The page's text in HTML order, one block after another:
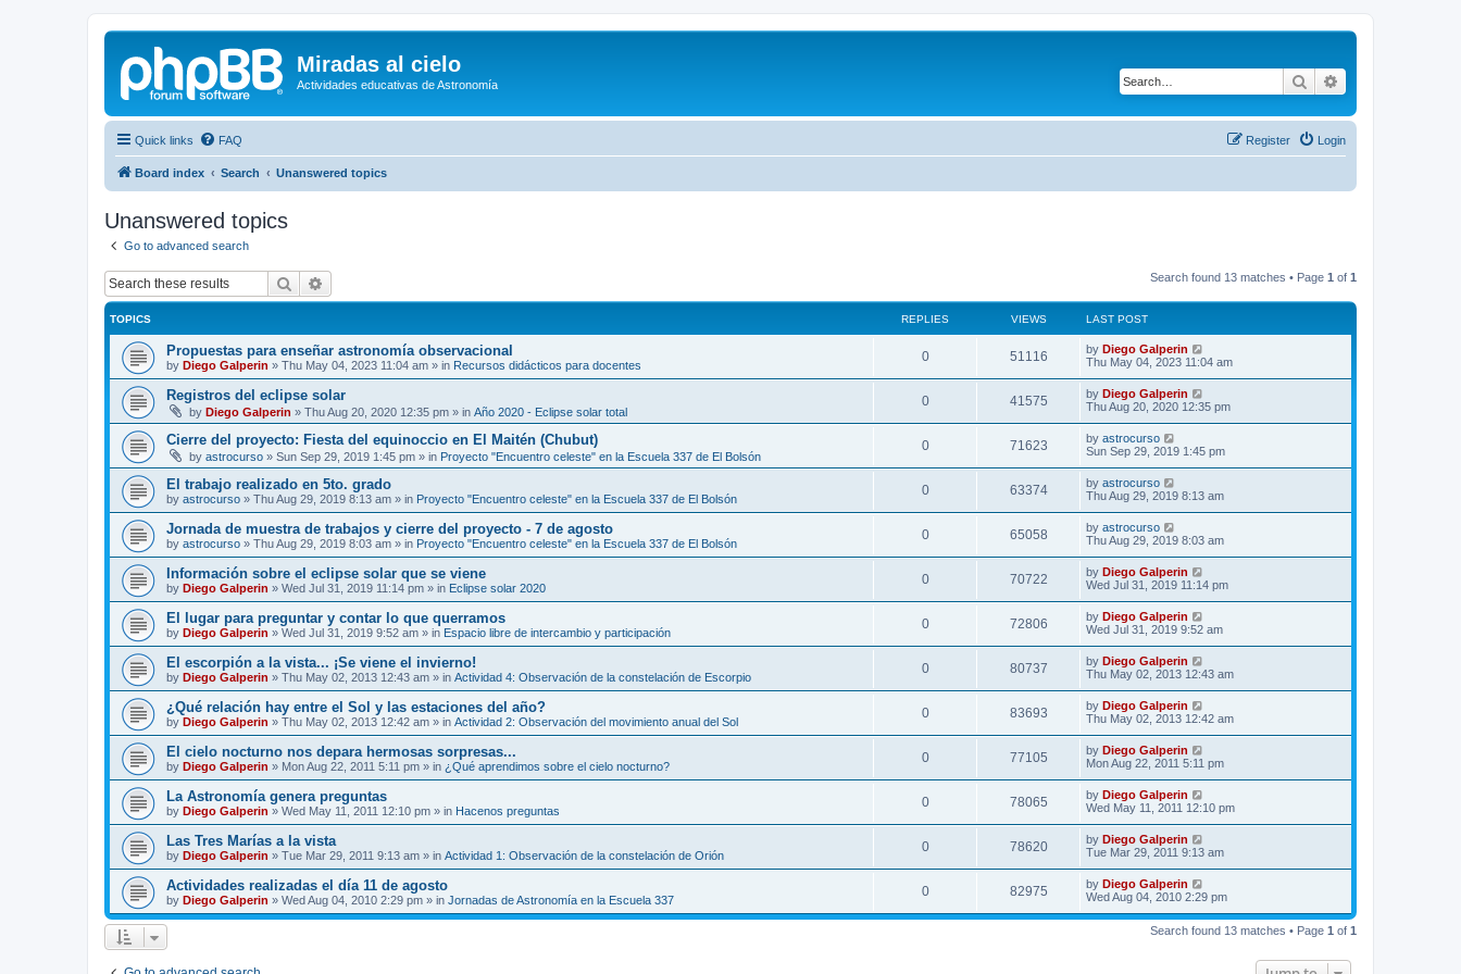
Miradas al cielo
Actividades educativas de Astronomía Search
Quick links FAQ Login
Register
Board index Search Unanswered topics
Unanswered topics
Go to advanced search
Search Search found 13 matches • Page 1 of 1
TOPICS REPLIES VIEWS LAST POST
Propuestas para enseñar astronomía observacional
by Diego Galperin » Thu May 04, 2023 11:04 am » in Recursos didácticos para docentes
0 51116 by Diego Galperin
Thu May 04, 2023 11:04 am
Registros del eclipse solar
by Diego Galperin » Thu Aug 20, 2020 12:35 pm » in Año 2020 - Eclipse solar total
0 41575 by Diego Galperin
Thu Aug 20, 2020 12:35 pm
Cierre del proyecto: Fiesta del equinoccio en El Maitén (Chubut)
by astrocurso » Sun Sep 29, 2019 1:45 pm » in Proyecto "Encuentro celeste" en la Escuela 337 de El Bolsón
0 71623 by astrocurso
Sun Sep 29, 2019 1:45 pm
El trabajo realizado en 5to. grado
by astrocurso » Thu Aug 29, 2019 8:13 am » in Proyecto "Encuentro celeste" en la Escuela 337 de El Bolsón
0 63374 by astrocurso
Thu Aug 29, 2019 8:13 am
Jornada de muestra de trabajos y cierre del proyecto - 7 de agosto
by astrocurso » Thu Aug 29, 2019 8:03 am » in Proyecto "Encuentro celeste" en la Escuela 337 de El Bolsón
0 65058 by astrocurso
Thu Aug 29, 2019 8:03 am
Información sobre el eclipse solar que se viene
by Diego Galperin » Wed Jul 31, 2019 11:14 pm » in Eclipse solar 2020
0 70722 by Diego Galperin
Wed Jul 31, 2019 11:14 pm
El lugar para preguntar y contar lo que querramos
by Diego Galperin » Wed Jul 31, 2019 9:52 am » in Espacio libre de intercambio y participación
0 72806 by Diego Galperin
Wed Jul 31, 2019 9:52 am
El escorpión a la vista... ¡Se viene el invierno!
by Diego Galperin » Thu May 02, 2013 12:43 am » in Actividad 4: Observación de la constelación de Escorpio
0 80737 by Diego Galperin
Thu May 02, 2013 12:43 am
¿Qué relación hay entre el Sol y las estaciones del año?
by Diego Galperin » Thu May 02, 2013 12:42 am » in Actividad 2: Observación del movimiento anual del Sol
0 83693 by Diego Galperin
Thu May 02, 2013 12:42 am
El cielo nocturno nos depara hermosas sorpresas...
by Diego Galperin » Mon Aug 22, 2011 5:11 pm » in ¿Qué aprendimos sobre el cielo nocturno?
0 77105 by Diego Galperin
Mon Aug 22, 2011 5:11 pm
La Astronomía genera preguntas
by Diego Galperin » Wed May 11, 2011 12:10 pm » in Hacenos preguntas
0 78065 by Diego Galperin
Wed May 11, 2011 12:10 pm
Las Tres Marías a la vista
by Diego Galperin » Tue Mar 29, 2011 9:13 am » in Actividad 1: Observación de la constelación de Orión
0 78620 by Diego Galperin
Tue Mar 29, 2011 9:13 am
Actividades realizadas el día 11 de agosto
by Diego Galperin » Wed Aug 04, 2010 2:29 pm » in Jornadas de Astronomía en la Escuela 337
0 82975 by Diego Galperin
Wed Aug 04, 2010 2:29 pm
Search found 13 matches • Page 1 of 1